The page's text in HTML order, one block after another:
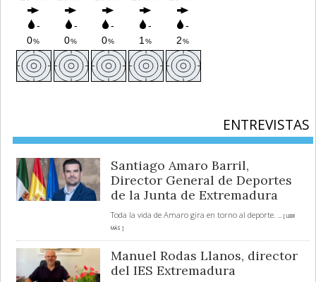
ENTREVISTAS
Santiago Amaro Barril,
Director General de Deportes
de la Junta de Extremadura
Toda la vida de Amaro gira en torno al deporte.
... [ LEER
MÁS ]
Manuel Rodas Llanos, director
del IES Extremadura